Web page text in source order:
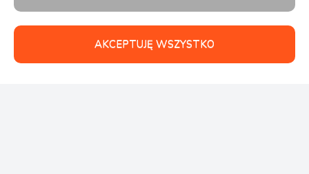
AKCEPTUJĘ WSZYSTKO